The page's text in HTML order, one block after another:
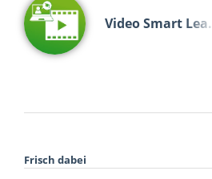
Video Smart Lea…
Frisch dabei